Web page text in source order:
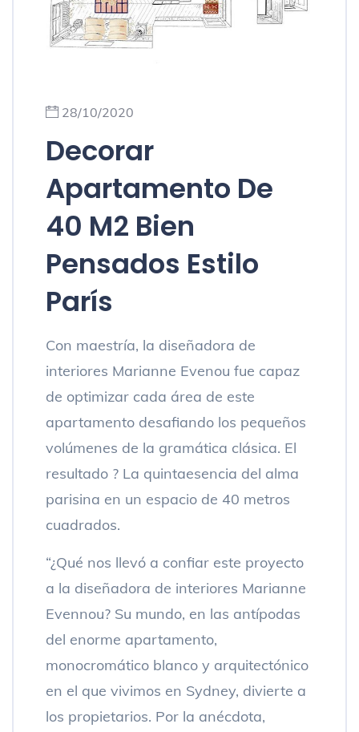
28/10/2020
Decorar
Apartamento De
40 M2 Bien
Pensados ​​estilo
París
Con maestría, la diseñadora de
interiores Marianne Evenou fue capaz
de optimizar cada área de este
apartamento desafiando los pequeños
volúmenes de la gramática clásica. El
resultado ? La quintaesencia del alma
parisina en un espacio de 40 metros
cuadrados.
“¿Qué nos llevó a confiar este proyecto
a la diseñadora de interiores Marianne
Evennou? Su mundo, en las antípodas
del enorme apartamento,
monocromático blanco y arquitectónico
en el que vivimos en Sydney, divierte a
los propietarios. Por la anécdota,